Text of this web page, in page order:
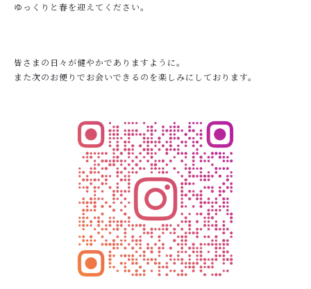
ゆっくりと春を迎えてください。
皆さまの日々が健やかでありますように。
また次のお便りでお会いできるのを楽しみにしております。